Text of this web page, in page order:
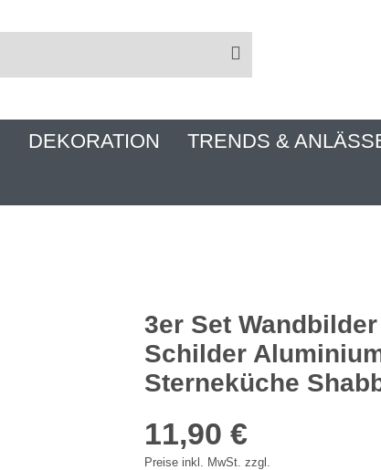
DEKORATION TRENDS &
3er Set
Schilder
Sterneküche
11,90 €
Preise inkl. MwSt. zzgl.